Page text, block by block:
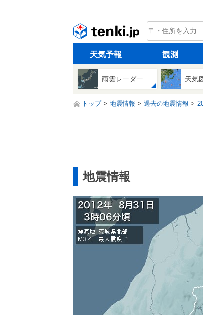
tenki.jp
天気予報 観測
雨雲レーダー 天気
トップ 地震情報 過去の地震情報
地震情報